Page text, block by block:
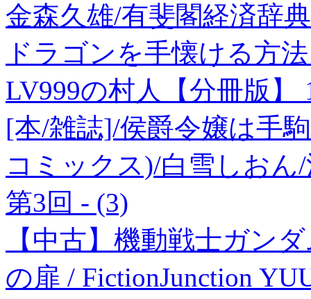
金森久雄/有斐閣経済辞
ドラゴンを手懐ける方
LV999の村人【分冊版】
[本/雑誌]/侯爵令嬢は手
コミックス)/白雪しおん
第3回 - (3)
【中古】機動戦士ガン
の扉 / FictionJunction